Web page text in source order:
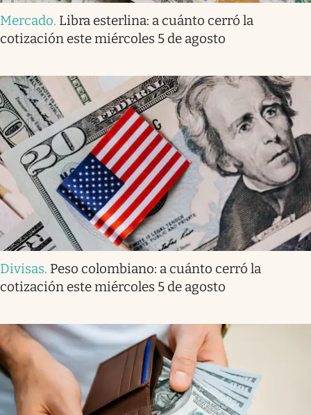
Mercado. Libra esterlina: a cuánto cerró la
cotización este miércoles 5 de agosto
Divisas. Peso colombiano: a cuánto cerró la
cotización este miércoles 5 de agosto